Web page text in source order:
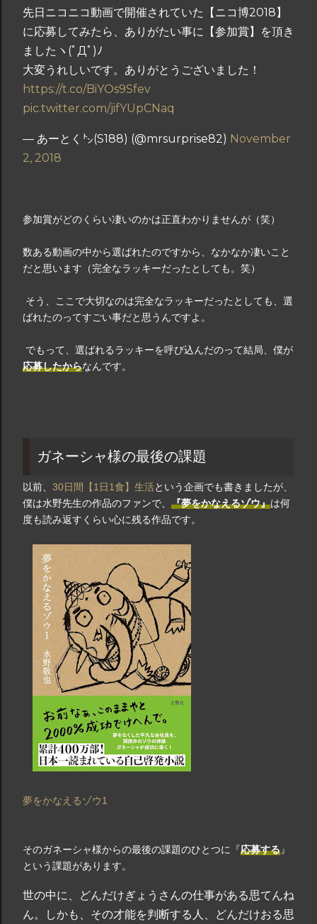
先日ニコニコ動画で開催されていた【ニコ博2018】
に応募してみたら、ありがたい事に【参加賞】を頂き
ましたヽ(ﾟДﾟ)ﾉ
大変うれしいです。ありがとうございました！
https://t.co/BiYOs9Sfev
pic.twitter.com/jifYUpCNaq
— あーとく㌧(S188) (@mrsurprise82) November
2, 2018
参加賞がどのくらい凄いのかは正直わかりませんが（笑）
数ある動画の中から選ばれたのですから、なかなか凄いこと
だと思います（完全なラッキーだったとしても。笑）
そう、ここで大切なのは完全なラッキーだったとしても、選
ばれたのってすごい事だと思うんですよ。
でもって、選ばれるラッキーを呼び込んだのって結局、僕が
応募したからなんです。
ガネーシャ様の最後の課題
以前、 30日間【1日1食】生活という企画でも書きましたが、
僕は水野先生の作品のファンで、 『夢をかなえるゾウ』は何
度も読み返すくらい心に残る作品です。
夢をかなえるゾウ1
そのガネーシャ様からの最後の課題のひとつに『応募する』
という課題があります。
世の中に、どんだけぎょうさんの仕事がある思てんね
ん。しかも、その才能を判断する人、どんだけおる思